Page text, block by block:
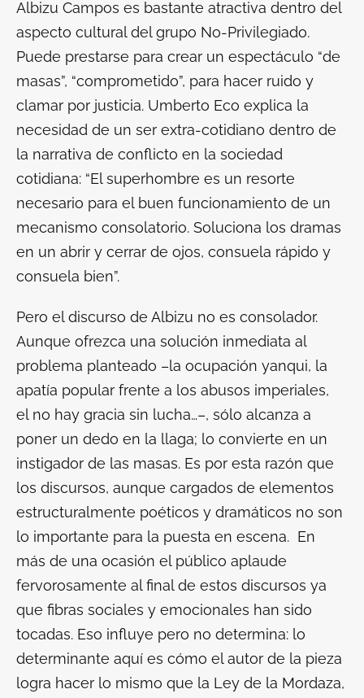
Albizu Campos es bastante atractiva dentro del
aspecto cultural del grupo No-Privilegiado.
Puede prestarse para crear un espectáculo “de
masas”, “comprometido”, para hacer ruido y
clamar por justicia. Umberto Eco explica la
necesidad de un ser extra-cotidiano dentro de
la narrativa de conflicto en la sociedad
cotidiana: “El superhombre es un resorte
necesario para el buen funcionamiento de un
mecanismo consolatorio. Soluciona los dramas
en un abrir y cerrar de ojos, consuela rápido y
consuela bien”.
Pero el discurso de Albizu no es consolador.
Aunque ofrezca una solución inmediata al
problema planteado –la ocupación yanqui, la
apatía popular frente a los abusos imperiales,
el no hay gracia sin lucha…–, sólo alcanza a
poner un dedo en la llaga; lo convierte en un
instigador de las masas. Es por esta razón que
los discursos, aunque cargados de elementos
estructuralmente poéticos y dramáticos no son
lo importante para la puesta en escena. En
más de una ocasión el público aplaude
fervorosamente al final de estos discursos ya
que fibras sociales y emocionales han sido
tocadas. Eso influye pero no determina: lo
determinante aquí es cómo el autor de la pieza
logra hacer lo mismo que la Ley de la Mordaza,